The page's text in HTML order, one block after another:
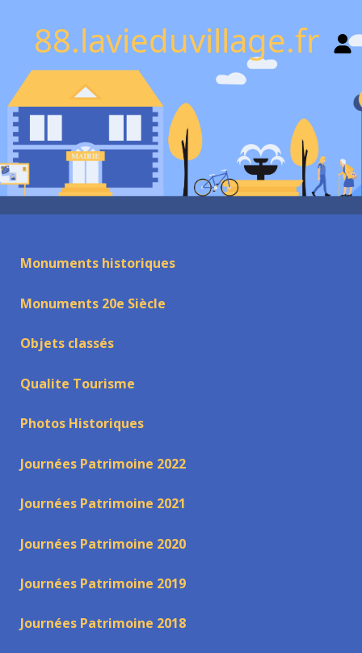
88.lavieduvillage.fr
Monuments historiques
Monuments 20e Siècle
Objets classés
Qualite Tourisme
Photos Historiques
Journées Patrimoine 2022
Journées Patrimoine 2021
Journées Patrimoine 2020
Journées Patrimoine 2019
Journées Patrimoine 2018